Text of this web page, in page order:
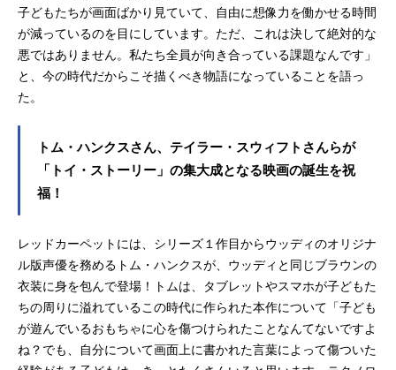
子どもたちが画面ばかり見ていて、自由に想像力を働かせる時間
が減っているのを目にしています。ただ、これは決して絶対的な
悪ではありません。私たち全員が向き合っている課題なんです」
と、今の時代だからこそ描くべき物語になっていることを語っ
た。
トム・ハンクスさん、テイラー・スウィフトさんらが
「トイ・ストーリー」の集大成となる映画の誕生を祝
福！
レッドカーペットには、シリーズ１作目からウッディのオリジナ
ル版声優を務めるトム・ハンクスが、ウッディと同じブラウンの
衣装に身を包んで登場！トムは、タブレットやスマホが子どもた
ちの周りに溢れているこの時代に作られた本作について「子ども
が遊んでいるおもちゃに心を傷つけられたことなんてないですよ
ね？でも、自分について画面上に書かれた言葉によって傷ついた